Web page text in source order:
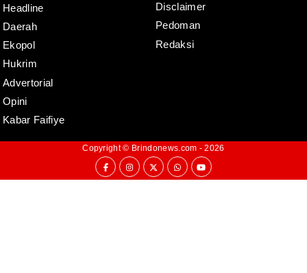
Headline
Daerah
Ekopol
Hukrim
Advertorial
Opini
Kabar Faifiye
Disclaimer
Pedoman
Redaksi
Copyright © Brindonews.com - 2026